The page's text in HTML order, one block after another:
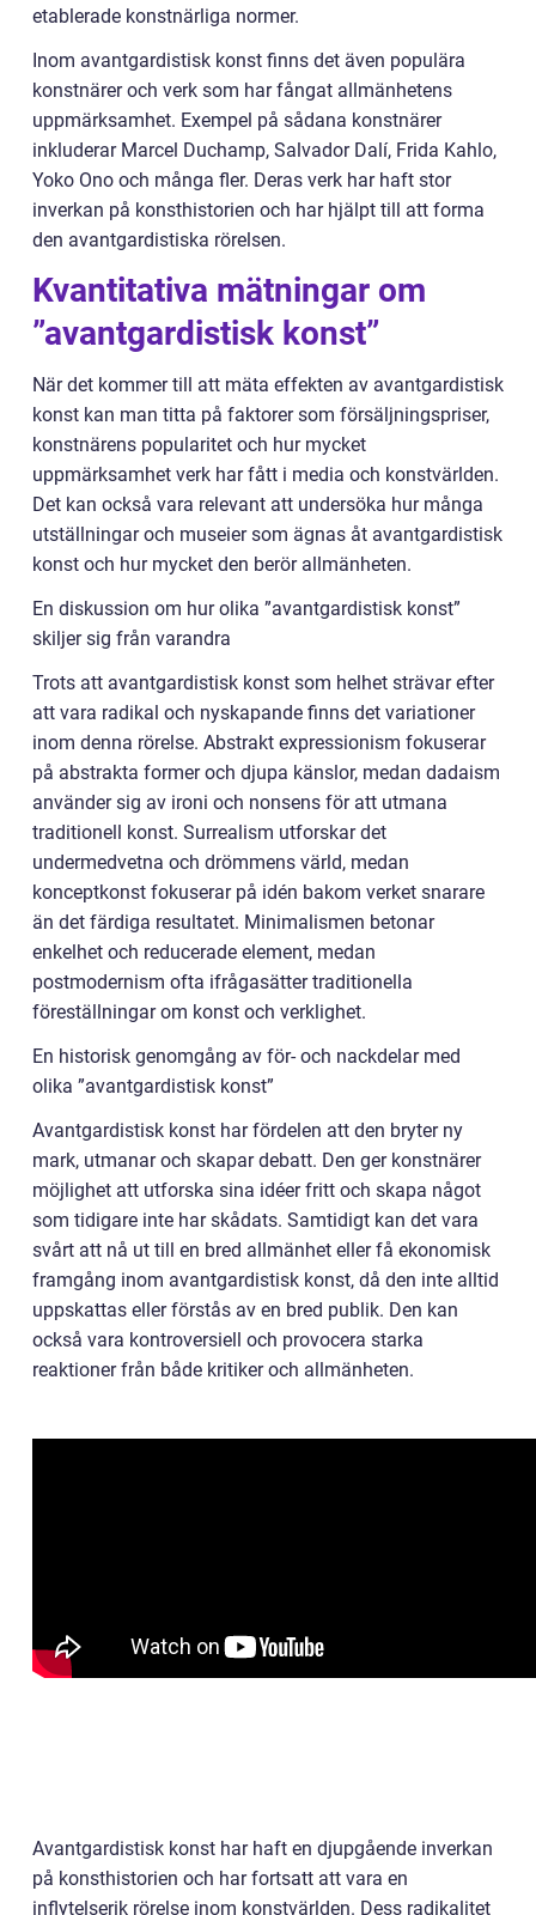
etablerade konstnärliga normer.
Inom avantgardistisk konst finns det även populära
konstnärer och verk som har fångat allmänhetens
uppmärksamhet. Exempel på sådana konstnärer
inkluderar Marcel Duchamp, Salvador Dalí, Frida Kahlo,
Yoko Ono och många fler. Deras verk har haft stor
inverkan på konsthistorien och har hjälpt till att forma
den avantgardistiska rörelsen.
Kvantitativa mätningar om
”avantgardistisk konst”
När det kommer till att mäta effekten av avantgardistisk
konst kan man titta på faktorer som försäljningspriser,
konstnärens popularitet och hur mycket
uppmärksamhet verk har fått i media och konstvärlden.
Det kan också vara relevant att undersöka hur många
utställningar och museier som ägnas åt avantgardistisk
konst och hur mycket den berör allmänheten.
En diskussion om hur olika ”avantgardistisk konst”
skiljer sig från varandra
Trots att avantgardistisk konst som helhet strävar efter
att vara radikal och nyskapande finns det variationer
inom denna rörelse. Abstrakt expressionism fokuserar
på abstrakta former och djupa känslor, medan dadaism
använder sig av ironi och nonsens för att utmana
traditionell konst. Surrealism utforskar det
undermedvetna och drömmens värld, medan
konceptkonst fokuserar på idén bakom verket snarare
än det färdiga resultatet. Minimalismen betonar
enkelhet och reducerade element, medan
postmodernism ofta ifrågasätter traditionella
föreställningar om konst och verklighet.
En historisk genomgång av för- och nackdelar med
olika ”avantgardistisk konst”
Avantgardistisk konst har fördelen att den bryter ny
mark, utmanar och skapar debatt. Den ger konstnärer
möjlighet att utforska sina idéer fritt och skapa något
som tidigare inte har skådats. Samtidigt kan det vara
svårt att nå ut till en bred allmänhet eller få ekonomisk
framgång inom avantgardistisk konst, då den inte alltid
uppskattas eller förstås av en bred publik. Den kan
också vara kontroversiell och provocera starka
reaktioner från både kritiker och allmänheten.
Avantgardistisk konst har haft en djupgående inverkan
på konsthistorien och har fortsatt att vara en
inflytelserik rörelse inom konstvärlden. Dess radikalitet